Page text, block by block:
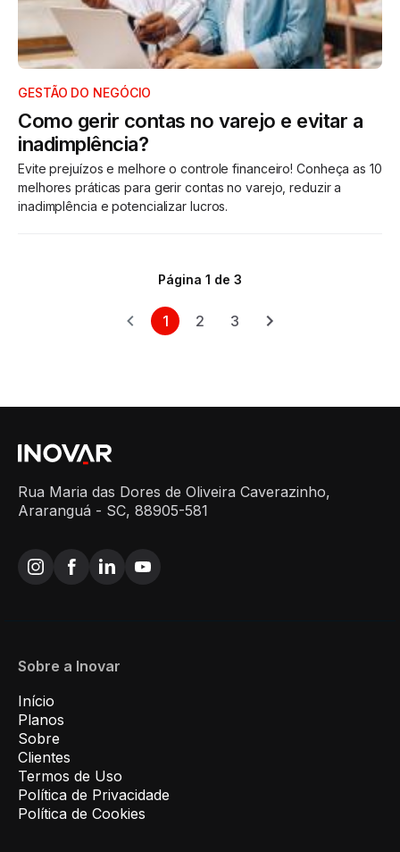
GESTÃO DO NEGÓCIO
Como gerir contas no varejo e evitar a
inadimplência?
Evite prejuízos e melhore o controle financeiro! Conheça as 10
melhores práticas para gerir contas no varejo, reduzir a
inadimplência e potencializar lucros.
Página 1 de 3
1 2 3
Rua Maria das Dores de Oliveira Caverazinho,
Araranguá - SC, 88905-581
Sobre a Inovar
Início
Planos
Sobre
Clientes
Termos de Uso
Política de Privacidade
Política de Cookies